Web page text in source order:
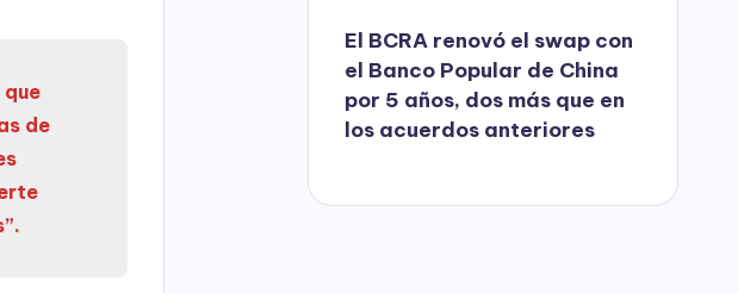
que
de
El BCRA renovó el swap con
el Banco Popular de China
por 5 años, dos más que en
los acuerdos anteriores